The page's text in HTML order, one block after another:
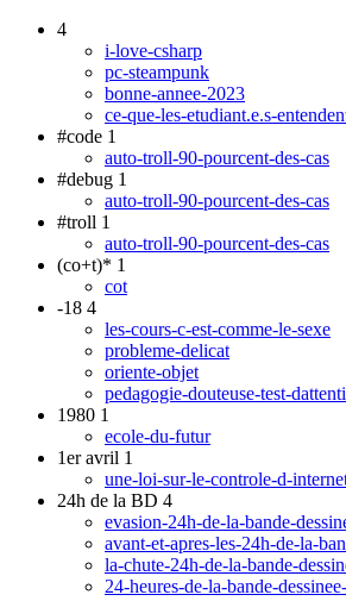
4
i-love-csharp
pc-steampunk
bonne-annee-2023
ce-que-les-etudiant.e.s-
#code 1
auto-troll-90-pourcent-des-cas
#debug 1
auto-troll-90-pourcent-des-cas
#troll 1
auto-troll-90-pourcent-des-cas
(co+t)* 1
cot
-18 4
les-cours-c-est-comme-le-sexe
probleme-delicat
oriente-objet
pedagogie-douteuse-test-
1980 1
ecole-du-futur
1er avril 1
une-loi-sur-le-controle-d-
24h de la BD 4
evasion-24h-de-la-bande-
avant-et-apres-les-24h-de-la-
la-chute-24h-de-la-bande-
24-heures-de-la-bande-